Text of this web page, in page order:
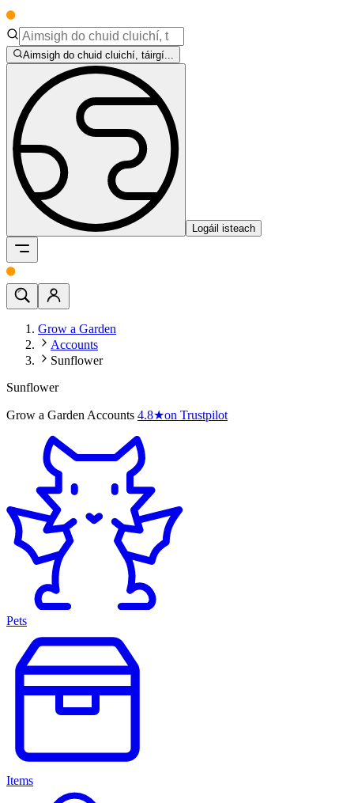
Aimsigh do chuid cluichí, táirgí...
Logáil isteach
Grow a Garden
Accounts
Sunflower
Sunflower
Grow a Garden Accounts 4.8★on Trustpilot
Pets
Items